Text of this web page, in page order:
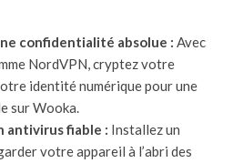
confidentialité absolue : Avec
NordVPN, cryptez votre
identité numérique pour une
sur Wooka.
antivirus fiable : Installez un
votre appareil à l’abri des